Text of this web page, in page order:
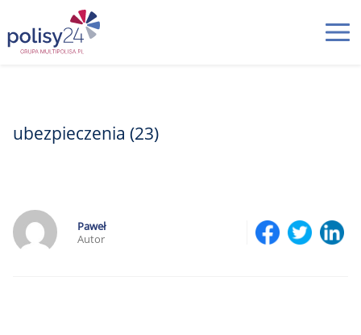
ubezpieczenia (23)
Paweł
Autor